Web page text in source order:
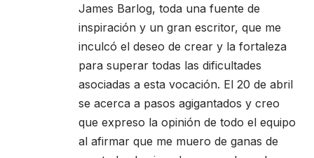
James Barlog, toda una fuente de
inspiración y un gran escritor, que me
inculcó el deseo de crear y la fortaleza
para superar todas las dificultades
asociadas a esta vocación. El 20 de abril
se acerca a pasos agigantados y creo
que expreso la opinión de todo el equipo
al afirmar que me muero de ganas de